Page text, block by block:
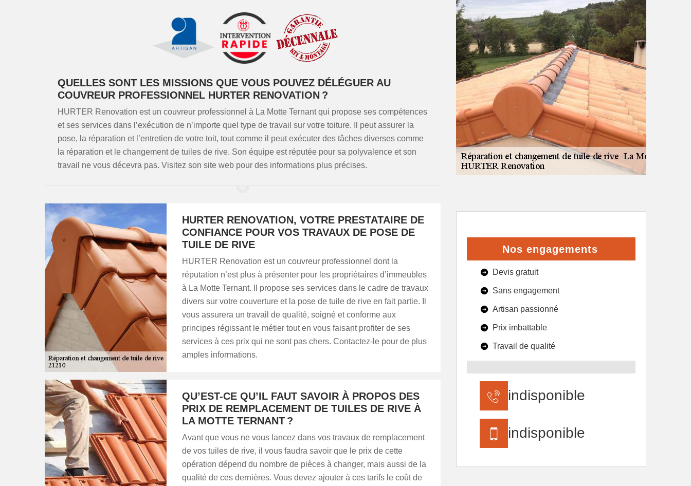
QUELLES SONT LES MISSIONS QUE VOUS POUVEZ DÉLÉGUER AU
COUVREUR PROFESSIONNEL HURTER RENOVATION ?
HURTER Renovation est un couvreur professionnel à La Motte Ternant qui propose ses compétences
et ses services dans l’exécution de n’importe quel type de travail sur votre toiture. Il peut assurer la
pose, la réparation et l’entretien de votre toit, tout comme il peut exécuter des tâches diverses comme
la réparation et le changement de tuiles de rive. Son équipe est réputée pour sa polyvalence et son
travail ne vous décevra pas. Visitez son site web pour des informations plus précises.
HURTER RENOVATION, VOTRE PRESTATAIRE DE
CONFIANCE POUR VOS TRAVAUX DE POSE DE
TUILE DE RIVE
HURTER Renovation est un couvreur professionnel dont la
réputation n’est plus à présenter pour les propriétaires d’immeubles
à La Motte Ternant. Il propose ses services dans le cadre de travaux
divers sur votre couverture et la pose de tuile de rive en fait partie. Il
vous assurera un travail de qualité, soigné et conforme aux
principes régissant le métier tout en vous faisant profiter de ses
services à ces prix qui ne sont pas chers. Contactez-le pour de plus
amples informations.
QU’EST-CE QU’IL FAUT SAVOIR À PROPOS DES
PRIX DE REMPLACEMENT DE TUILES DE RIVE À
LA MOTTE TERNANT ?
Avant que vous ne vous lancez dans vos travaux de remplacement
de vos tuiles de rive, il vous faudra savoir que le prix de cette
opération dépend du nombre de pièces à changer, mais aussi de la
qualité de ces dernières. Vous devez ajouter à ces tarifs le coût de
Nos engagements
Devis gratuit
Sans engagement
Artisan passionné
Prix imbattable
Travail de qualité
indisponible
indisponible